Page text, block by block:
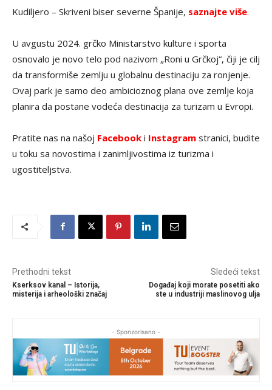
Kudiljero – Skriveni biser severne Španije, saznajte više.
U avgustu 2024. grčko Ministarstvo kulture i sporta
osnovalo je novo telo pod nazivom „Roni u Grčkoj“, čiji je cilj
da transformiše zemlju u globalnu destinaciju za ronjenje.
Ovaj park je samo deo ambicioznog plana ove zemlje koja
planira da postane vodeća destinacija za turizam u Evropi.
Pratite nas na našoj Facebook i Instagram stranici, budite
u toku sa novostima i zanimljivostima iz turizma i
ugostiteljstva.
Prethodni tekst
Kserksov kanal – Istorija,
misterija i arheološki značaj
Sledeći tekst
Događaj koji morate posetiti ako
ste u industriji maslinovog ulja
- Sponzorisano -